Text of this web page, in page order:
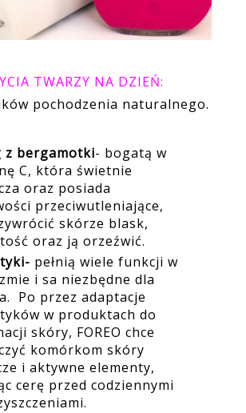
TWARZY NA DZIEŃ:
pochodzenia naturalnego.
z bergamotki- bogatą w
C, która świetnie
oraz posiada
przeciwutleniające,
skórze blask,
oraz ją orzeźwić.
pełnią wiele funkcji w
i sa niezbędne dla
Po przez adaptacje
w produktach do
skóry, FOREO chce
komórkom skóry
i aktywne elementy,
cerę przed codziennymi